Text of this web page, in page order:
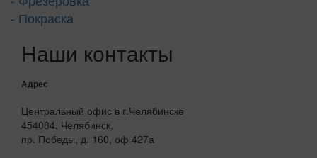
- Покраска
Наши контакты
Адрес
Центральный офис в г.Челябинске
454084, Челябинск,
пр. Победы, д. 160, оф 427а